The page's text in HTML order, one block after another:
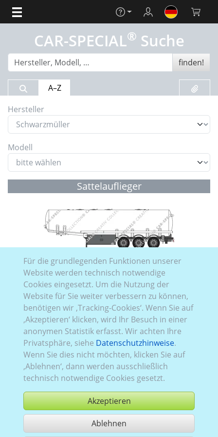
Hilfe Login
CAR-SPECIAL® Suche
finden!
Suchergebnis
A–Z
Hersteller
Modell
Sattelauflieger
Schwarzmüller Aluminium Tank Semitrailer 38.000 l
Schwarzmüller Mega Curtainsider Platform Semitrailer
Schwarzmüller SX
Für die grundlegenden Funktionen unserer
Website werden technisch notwendige
Cookies eingesetzt. Um die Nutzung der
Website für Sie weiter verbessern zu können,
benötigen wir ‚Tracking-Cookies‘. Wenn Sie auf
‚Akzeptieren‘ klicken, wird Ihr Besuch in einer
anonymen Statistik erfasst. Wir achten Ihre
Privatsphäre, siehe Datenschutzhinweise.
Wenn Sie dies nicht möchten, klicken Sie auf
‚Ablehnen‘, dann werden ausschließlich
technisch notwendige Cookies gesetzt.
Akzeptieren
Ablehnen